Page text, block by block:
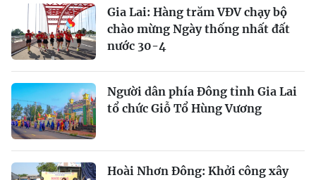
Gia Lai: Hàng trăm VĐV chạy bộ
chào mừng Ngày thống nhất đất
nước 30-4
Người dân phía Đông tỉnh Gia Lai
tổ chức Giỗ Tổ Hùng Vương
Hoài Nhơn Đông: Khởi công xây